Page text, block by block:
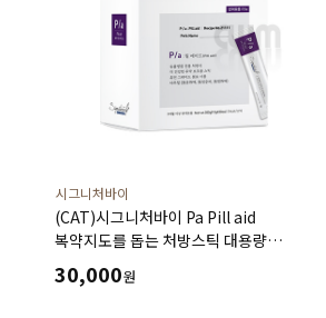
시그니처바이
(CAT)시그니처바이 Pa Pill aid
복약지도를 돕는 처방스틱 대용량
(10gx30ea)
30,000원